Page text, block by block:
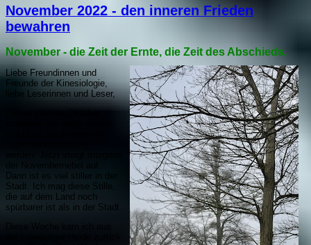
November 2022 - den inneren Frieden
bewahren
November - die Zeit der Ernte, die Zeit des Abschieds.
Liebe Freundinnen und
Freunde der Kinesiologie,
liebe Leserinnen und Leser,
Dann ist es viel stiller in der
Stadt. Ich mag diese Stille,
die auf dem Land noch
spürbarer ist als in der Stadt.